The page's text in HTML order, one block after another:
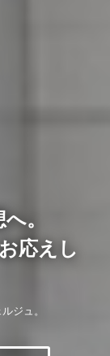
。
応えし
ジュ。